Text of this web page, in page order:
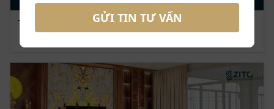
Trung tâm phòng khách là bộ sofa gỗ óc chó, đệm ghế bọc da cao
cấp vừa sang trọng, vừa êm ái
Khu vực ban thờ được bố trí trang nghiêm cạnh khu vực sofa để
tối ưu diện tích căn hộ
Thiết kế nội thất nhà phố Tây Hồ Hà Nội
GỬI TIN TƯ VẤN